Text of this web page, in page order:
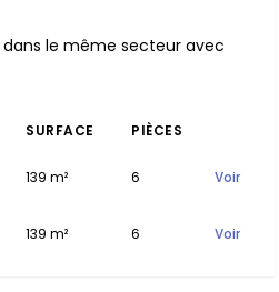
dans le même secteur avec
SURFACE
PIÈCES
139 m² 6 Voir
139 m² 6 Voir